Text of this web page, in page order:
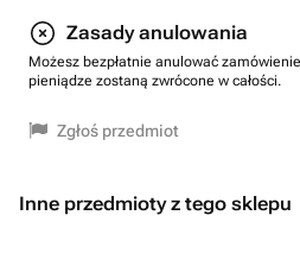
Zasady anulowania
Możesz bezpłatnie anulować
pieniądze zostaną zwrócone w całości.
Zgłoś przedmiot
Inne przedmioty z tego sklepu